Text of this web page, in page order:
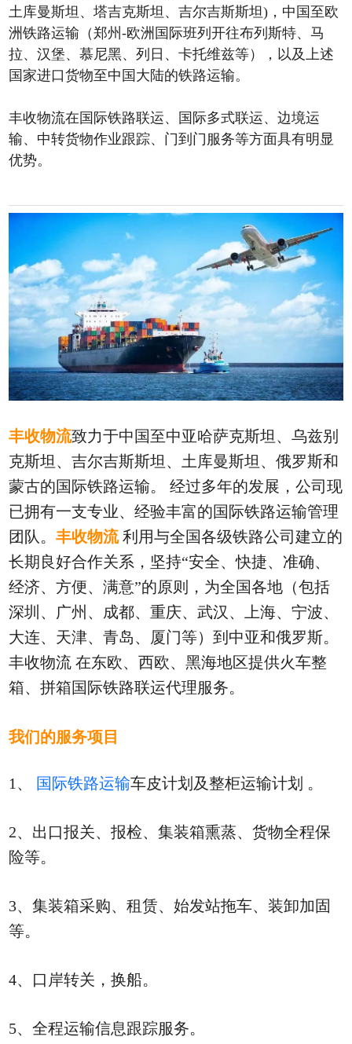
土库曼斯坦、塔吉克斯坦、吉尔吉斯斯坦)，中国至欧
洲铁路运输（郑州-欧洲国际班列开往布列斯特、马
拉、汉堡、慕尼黑、列日、卡托维兹等），以及上述
国家进口货物至中国大陆的铁路运输。
丰收物流在国际铁路联运、国际多式联运、边境运
输、中转货物作业跟踪、门到门服务等方面具有明显
优势。
丰收物流致力于中国至中亚哈萨克斯坦、乌兹别
克斯坦、吉尔吉斯斯坦、土库曼斯坦、俄罗斯和
蒙古的国际铁路运输。经过多年的发展，公司现
已拥有一支专业、经验丰富的国际铁路运输管理
团队。丰收物流 利用与全国各级铁路公司建立的
长期良好合作关系，坚持“安全、快捷、准确、
经济、方便、满意”的原则，为全国各地（包括
深圳、广州、成都、重庆、武汉、上海、宁波、
大连、天津、青岛、厦门等）到中亚和俄罗斯。
丰收物流 在东欧、西欧、黑海地区提供火车整
箱、拼箱国际铁路联运代理服务。
我们的服务项目
1、 国际铁路运输车皮计划及整柜运输计划 。
2、出口报关、报检、集装箱熏蒸、货物全程保
险等。
3、集装箱采购、租赁、始发站拖车、装卸加固
等。
4、口岸转关，换船。
5、全程运输信息跟踪服务。